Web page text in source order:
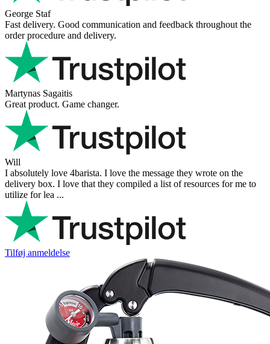
George Staf
Fast delivery. Good communication and feedback throughout the
order procedure and delivery.
Martynas Sagaitis
Great product. Game changer.
Will
I absolutely love 4barista. I love the message they wrote on the
delivery box. I love that they compiled a list of resources for me to
utilize for lea ...
Tilføj anmeldelse